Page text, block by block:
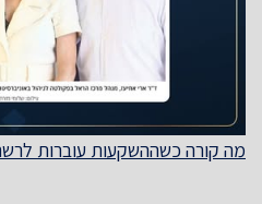
מה קורה כשההשקעות עוברות